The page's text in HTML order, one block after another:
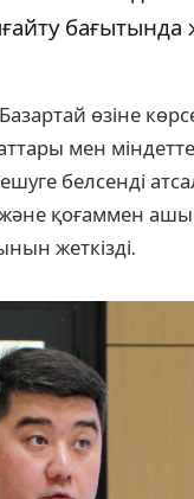
бағытында
өзіне
мен
белсенді
қоғаммен
жеткізді.